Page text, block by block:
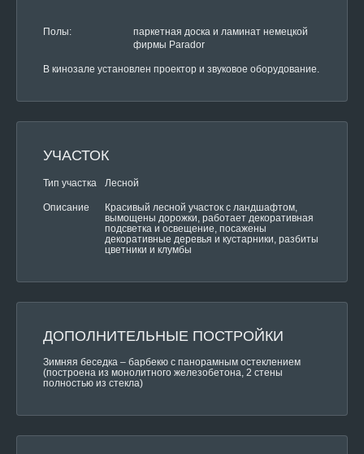
Полы:
паркетная доска и ламинат немецкой
фирмы Parador
В кинозале установлен проектор и звуковое оборудование.
УЧАСТОК
Тип участка Лесной
Описание
Красивый лесной участок с ландшафтом,
вымощены дорожки, работает декоративная
подсветка и освещение, посажены
декоративные деревья и кустарники, разбиты
цветники и клумбы
ДОПОЛНИТЕЛЬНЫЕ ПОСТРОЙКИ
Зимняя беседка – барбекю с панорамным остеклением
(построена из монолитного железобетона, 2 стены
полностью из стекла)